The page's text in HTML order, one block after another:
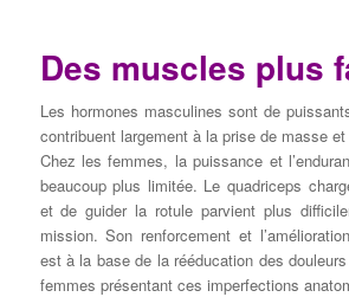
Des muscles plus
Les hormones masculines sont de
contribuent largement à la prise de masse
Chez les femmes, la puissance et
beaucoup plus limitée. Le quadriceps
et de guider la rotule parvient plus
mission. Son renforcement et
est à la base de la rééducation des
femmes présentant ces imperfections